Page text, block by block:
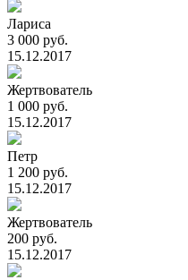
Лариса
3 000 руб.
15.12.2017
Жертвователь
1 000 руб.
15.12.2017
Петр
1 200 руб.
15.12.2017
Жертвователь
200 руб.
15.12.2017